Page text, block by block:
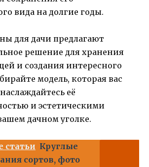
вида на долгие годы.
для дачи предлагают
решение для хранения
и создания интересного
модель, которая вас
её
и эстетическими
дачном уголке.
статьи Круглые
сортов, фото